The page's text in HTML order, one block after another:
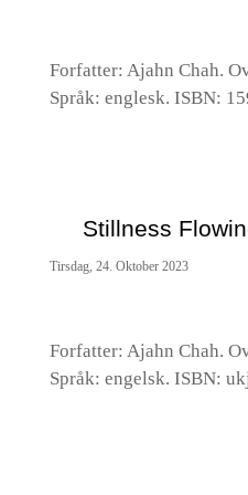
Forfatter: Ajahn Chah.
Språk: englesk. ISBN:
Stillness
Tirsdag, 24. Oktober 2023
Forfatter: Ajahn Chah.
Språk: engelsk. ISBN: